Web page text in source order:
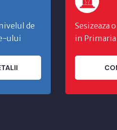
de
ului
Sesizeaza
in Primaria